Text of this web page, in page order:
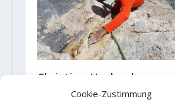
Cookie-Zustimmung
Christian Hechenberger
Berger sanieren
Maukspitze